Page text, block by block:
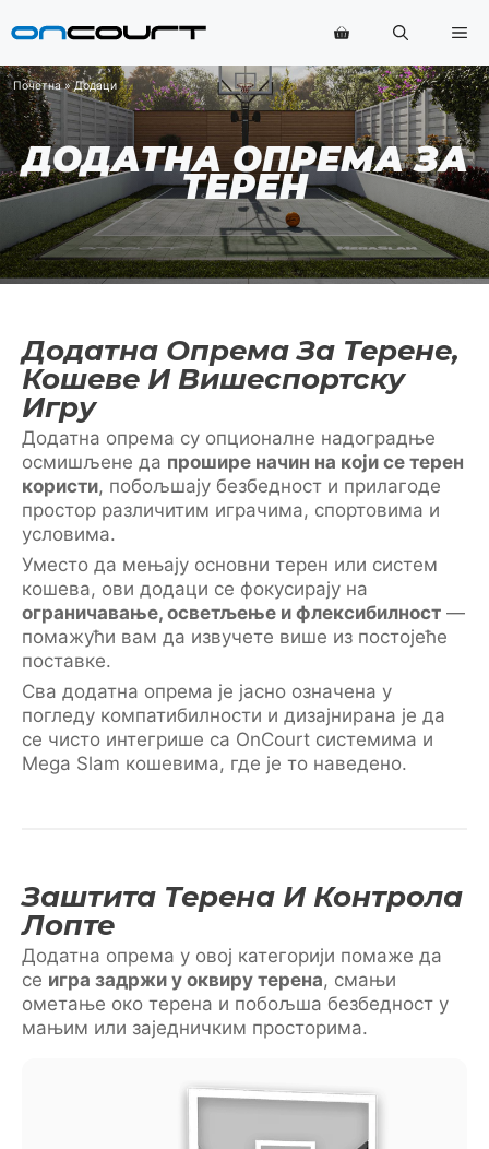
на
Почетна»Додаци
ДОДАТНА ОПРЕМА ЗА
ТЕРЕН
Додатна Опрема За Терене,
Кошеве И Вишеспортску
Игру
Додатна опрема су опционалне надоградње
осмишљене да прошире начин на који се терен
користи, побољшају безбедност и прилагоде
простор различитим играчима, спортовима и
условима.
Уместо да мењају основни терен или систем
кошева, ови додаци се фокусирају на
ограничавање, осветљење и флексибилност —
помажући вам да извучете више из постојеће
поставке.
Сва додатна опрема је јасно означена у
погледу компатибилности и дизајнирана је да
се чисто интегрише са OnCourt системима и
Mega Slam кошевима, где је то наведено.
Заштита Терена И Контрола
Лопте
Додатна опрема у овој категорији помаже да
се игра задржи у оквиру терена, смањи
ометање око терена и побољша безбедност у
мањим или заједничким просторима.